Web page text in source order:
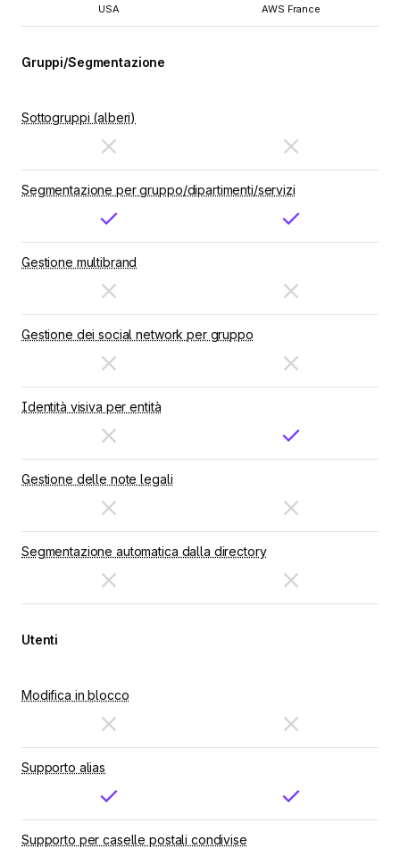
USA AWS France
Gruppi/Segmentazione
Sottogruppi (alberi)
Segmentazione per gruppo/dipartimenti/servizi
Gestione multibrand
Gestione dei social network per gruppo
Identità visiva per entità
Gestione delle note legali
Segmentazione automatica dalla directory
Utenti
Modifica in blocco
Supporto alias
Supporto per caselle postali condivise